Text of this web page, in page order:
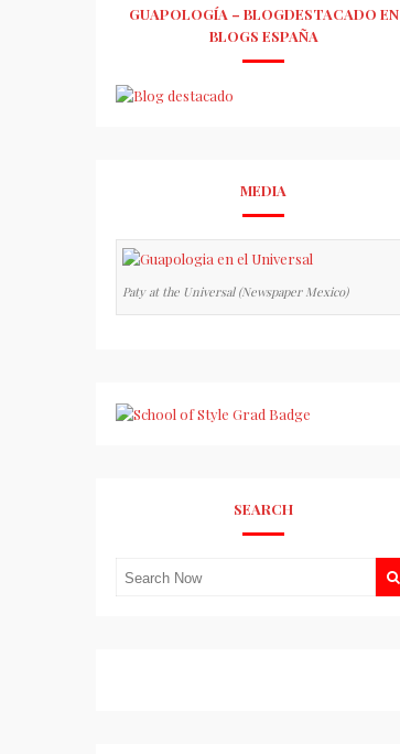
GUAPOLOGÍA – BLOGDESTACADO EN
BLOGS ESPAÑA
MEDIA
Paty at the Universal (Newspaper Mexico)
SEARCH